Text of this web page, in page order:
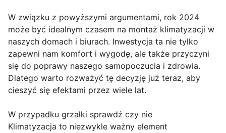
W związku z powyższymi argumentami, rok 2024
może być idealnym czasem na montaż klimatyzacji w
naszych domach i biurach. Inwestycja ta nie tylko
zapewni nam komfort i wygodę, ale także przyczyni
się do poprawy naszego samopoczucia i zdrowia.
Dlatego warto rozważyć tę decyzję już teraz, aby
cieszyć się efektami przez wiele lat.
W przypadku grzałki sprawdź czy nie
Klimatyzacja to niezwykle ważny element